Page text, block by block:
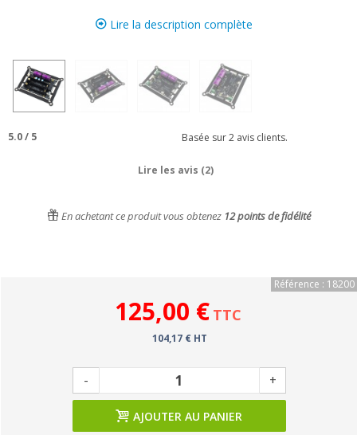
Lire la description complète
5.0/ 5 Basée sur2 avis clients.
Lire les avis (2)
En achetant ce produit vous obtenez 12points de fidélité
Référence : 18200
125,00 € TTC
104,17 € HT
- +
AJOUTER AU PANIER